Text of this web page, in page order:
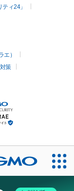
ィ24」
エ）
策